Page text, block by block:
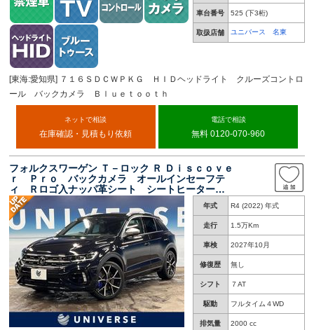
車台番号 525 (下3桁)
取扱店舗 ユニバース 名東
[東海:愛知県] ７１６ＳＤＣＷＰＫＧ ＨＩＤヘッドライト クルーズコントロ
ール バックカメラ Ｂｌｕｅｔｏｏｔｈ
ネットで相談
在庫確認・見積もり依頼
電話で相談
無料 0120-070-960
フォルクスワーゲン Ｔ－ロック Ｒ Ｄｉｓｃｏｖｅ
ｒ Ｐｒｏ バックカメラ オールインセーフテ
ィ Ｒロゴ入ナッパ革シート シートヒーター
メモリー付パワーシート ＬＥＤマトリクスヘッ
ドランプ パワーバックドア ステアリングヒー
ター
年式 R4 (2022) 年式
走行 1.5万Km
車検 2027年10月
修復歴 無し
シフト ７AT
駆動 フルタイム４WD
排気量 2000 cc